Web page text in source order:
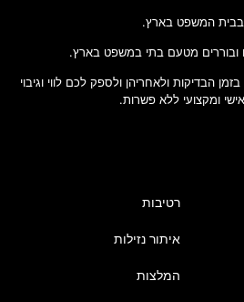
המשפט בארץ.
ובוררים מטעם בתי במשפט בארץ.
הבדיקות ולאחריהן ולספק לכם לווי וגיבוי
ומקצועי ללא פשרות.
רטיבות
איתור נזילות
המלצות